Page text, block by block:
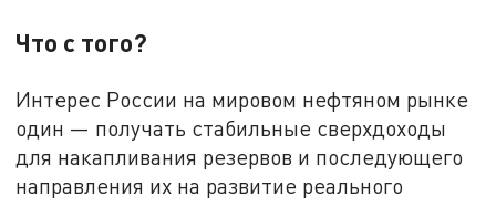
Что с того?
Интерес России на мировом нефтяном рынке
один — получать стабильные сверхдоходы
для накапливания резервов и последующего
направления их на развитие реального